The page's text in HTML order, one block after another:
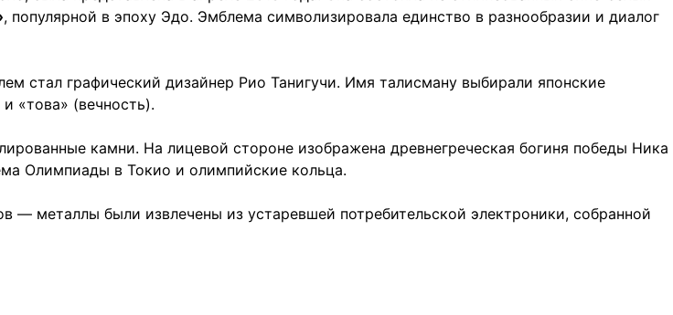
, популярной в эпоху Эдо. Эмблема символизировала единство в разнообразии и диалог
стал графический дизайнер Рио Танигучи. Имя талисману выбирали японские
«това» (вечность).
камни. На лицевой стороне изображена древнегреческая богиня победы Ника
Олимпиады в Токио и олимпийские кольца.
— металлы были извлечены из устаревшей потребительской электроники, собранной